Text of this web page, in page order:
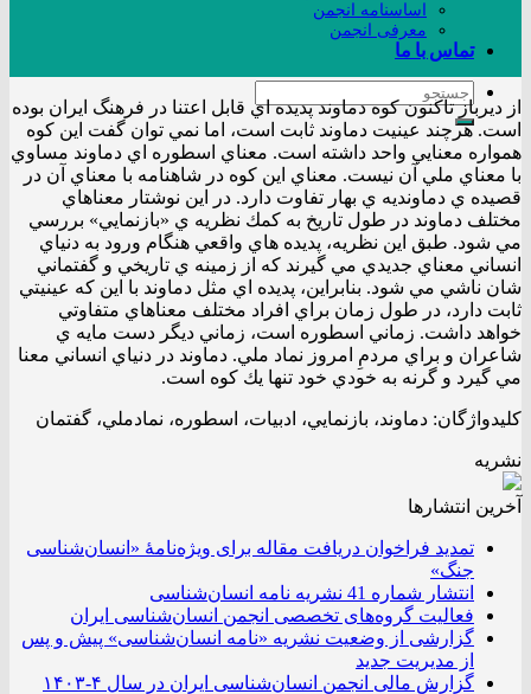
اساسنامه انجمن
معرفی انجمن
تماس با ما
از ديرباز تاكنون كوه دماوند پديده اي قابل اعتنا در فرهنگ ايران بوده
است. هرچند عينيت دماوند ثابت است، اما نمي توان گفت اين كوه
همواره معنايي واحد داشته است. معناي اسطوره اي دماوند مساوي
با معناي ملي آن نيست. معناي اين كوه در شاهنامه با معناي آن در
قصيده ي دماونديه ي بهار تفاوت دارد. در اين نوشتار معناهاي
مختلف دماوند در طول تاريخ به كمك نظريه ي «بازنمايي» بررسي
مي شود. طبق اين نظريه، پديده هاي واقعي هنگام ورود به دنياي
انساني معناي جديدي مي گيرند كه از زمينه ي تاريخي و گفتماني
شان ناشي مي شود. بنابراين، پديده اي مثل دماوند با اين كه عينيتي
ثابت دارد، در طول زمان براي افراد مختلف معناهاي متفاوتي
خواهد داشت. زماني اسطوره است، زماني ديگر دست مايه ي
شاعران و براي مردمِ امروز نماد ملي. دماوند در دنياي انساني معنا
مي گيرد و گرنه به خودي خود تنها يك كوه است.
کليدواژگان: دماوند، بازنمايي، ادبيات، اسطوره، نمادملي، گفتمان
نشریه
آخرین انتشار‌ها
تمدید فراخوان دریافت مقاله برای ویژه‌نامۀ «انسان‌شناسی
جنگ»
انتشار شماره 41 نشریه نامه انسان‌شناسی
فعالیت گروه‌های تخصصی انجمن انسان‌شناسی ایران
گزارشی از وضعیت نشریه «نامه انسان‌شناسی» پیش و پس
از مدیریت جدید
گزارش مالی انجمن انسان‌شناسی ایران در سال ۴-۱۴۰۳